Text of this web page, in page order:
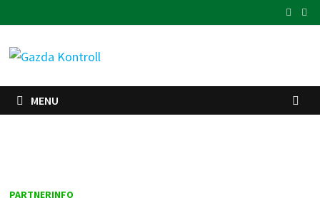
to
content
MENU
PARTNERINFO